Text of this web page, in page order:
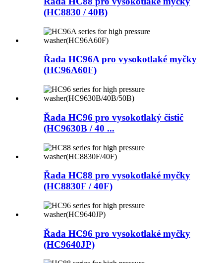
(HC8830 / 40B)
Řada HC96A pro vysokotlaké myčky
(HC96A60F)
Řada HC96 pro vysokotlaký čistič
(HC9630B / 40 ...
Řada HC88 pro vysokotlaké myčky
(HC8830F / 40F)
Řada HC96 pro vysokotlaké myčky
(HC9640JP)